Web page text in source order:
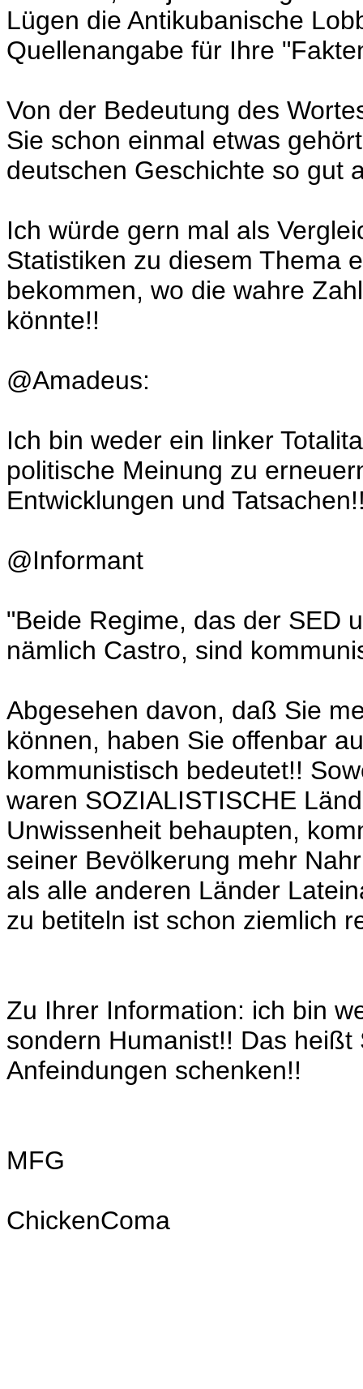
Lügen die Antikubanische
Quellenangabe für Ihre
Von der Bedeutung des
Sie schon einmal etwas
deutschen Geschichte so gut
Ich würde gern mal als
Statistiken zu diesem Thema
bekommen, wo die wahre
könnte!!
@Amadeus:
Ich bin weder ein linker
politische Meinung zu
Entwicklungen und
@Informant
"Beide Regime, das der SED
nämlich Castro, sind
Abgesehen davon, daß Sie
können, haben Sie offenbar
kommunistisch bedeutet!!
waren SOZIALISTISCHE
Unwissenheit behaupten,
seiner Bevölkerung mehr
als alle anderen Länder
zu betiteln ist schon ziemlich
Zu Ihrer Information: ich bin
sondern Humanist!! Das
Anfeindungen schenken!!
MFG
ChickenComa